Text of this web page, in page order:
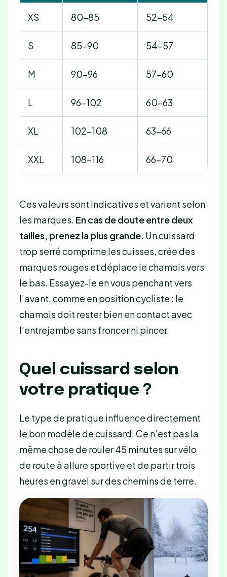
XS 80-85 52-54
S 85-90 54-57
M 90-96 57-60
L 96-102 60-63
XL 102-108 63-66
XXL 108-116 66-70
Ces valeurs sont indicatives et varient selon
les marques. En cas de doute entre deux
tailles, prenez la plus grande. Un cuissard
trop serré comprime les cuisses, crée des
marques rouges et déplace le chamois vers
le bas. Essayez-le en vous penchant vers
l’avant, comme en position cycliste : le
chamois doit rester bien en contact avec
l’entrejambe sans froncer ni pincer.
Quel cuissard selon
votre pratique ?
Le type de pratique influence directement
le bon modèle de cuissard. Ce n’est pas la
même chose de rouler 45 minutes sur vélo
de route à allure sportive et de partir trois
heures en gravel sur des chemins de terre.